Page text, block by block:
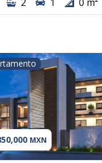
MXN